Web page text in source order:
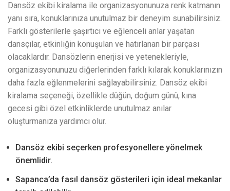
Dansöz ekibi kiralama ile organizasyonunuza renk katmanın
yanı sıra, konuklarınıza unutulmaz bir deneyim sunabilirsiniz.
Farklı gösterilerle şaşırtıcı ve eğlenceli anlar yaşatan
dansçılar, etkinliğin konuşulan ve hatırlanan bir parçası
olacaklardır. Dansözlerin enerjisi ve yetenekleriyle,
organizasyonunuzu diğerlerinden farklı kılarak konuklarınızın
daha fazla eğlenmelerini sağlayabilirsiniz. Dansöz ekibi
kiralama seçeneği, özellikle düğün, doğum günü, kına
gecesi gibi özel etkinliklerde unutulmaz anılar
oluşturmanıza yardımcı olur.
Dansöz ekibi seçerken profesyonellere yönelmek
önemlidir.
Sapanca’da fasıl dansöz gösterileri için ideal mekanlar